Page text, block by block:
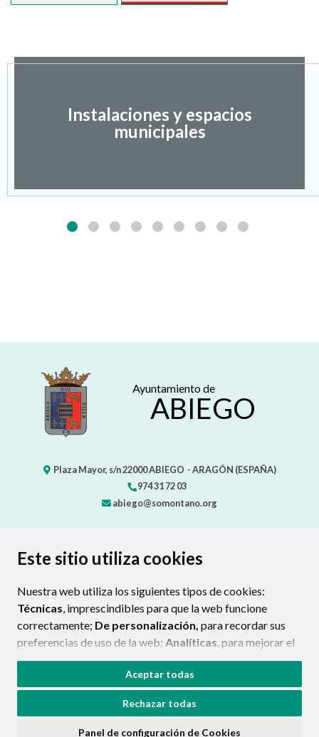
Este sitio utiliza cookies
Nuestra web utiliza los siguientes tipos de cookies:
Técnicas, imprescindibles para que la web funcione
correctamente; De personalización, para recordar sus
preferencias de uso de la web; Analíticas, para mejorar el
funcionamiento de la web y sus servicios.
Si acepta pulsando el botón“Aceptar todas”
consideramos que acepta su uso. Si pulsa el botón
Aceptar todas
Rechazar todas
Panel de configuración de Cookies
Instalaciones y espacios
municipales
Ayuntamiento de
ABIEGO
Plaza Mayor, s/n22000ABIEGO - ARAGÓN (ESPAÑA)
974 31 72 03
abiego@somontano.org
CONTACTO MAPA WEB
PROTECCIÓN DE DATOS
POLÍTICA DE COOKIES